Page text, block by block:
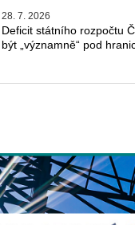
28. 7. 2026
Deficit státního rozpočtu
být „významně“ pod